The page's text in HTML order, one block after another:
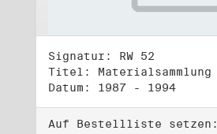
Signatur: RW 52
Datum: 1987 - 1994
Auf Bestellliste setzen: